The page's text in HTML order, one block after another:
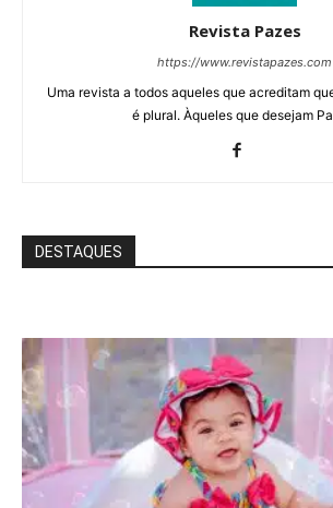
Revista Pazes
https://www.revistapazes.com
Uma revista a todos aqueles que acreditam
é plural. Àqueles que desejam
DESTAQUES